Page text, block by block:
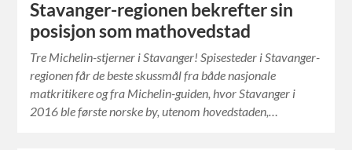
Stavanger-regionen bekrefter sin
posisjon som mathovedstad
Tre Michelin-stjerner i Stavanger! Spisesteder i Stavanger-
regionen får de beste skussmål fra både nasjonale
matkritikere og fra Michelin-guiden, hvor Stavanger i
2016 ble første norske by, utenom hovedstaden,…